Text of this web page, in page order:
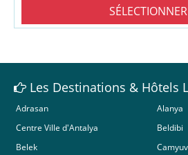
SÉLECTIONNER
Les Destinations & Hôtels
Adrasan
Alanya
Centre Ville d'Antalya
Beldibi
Belek